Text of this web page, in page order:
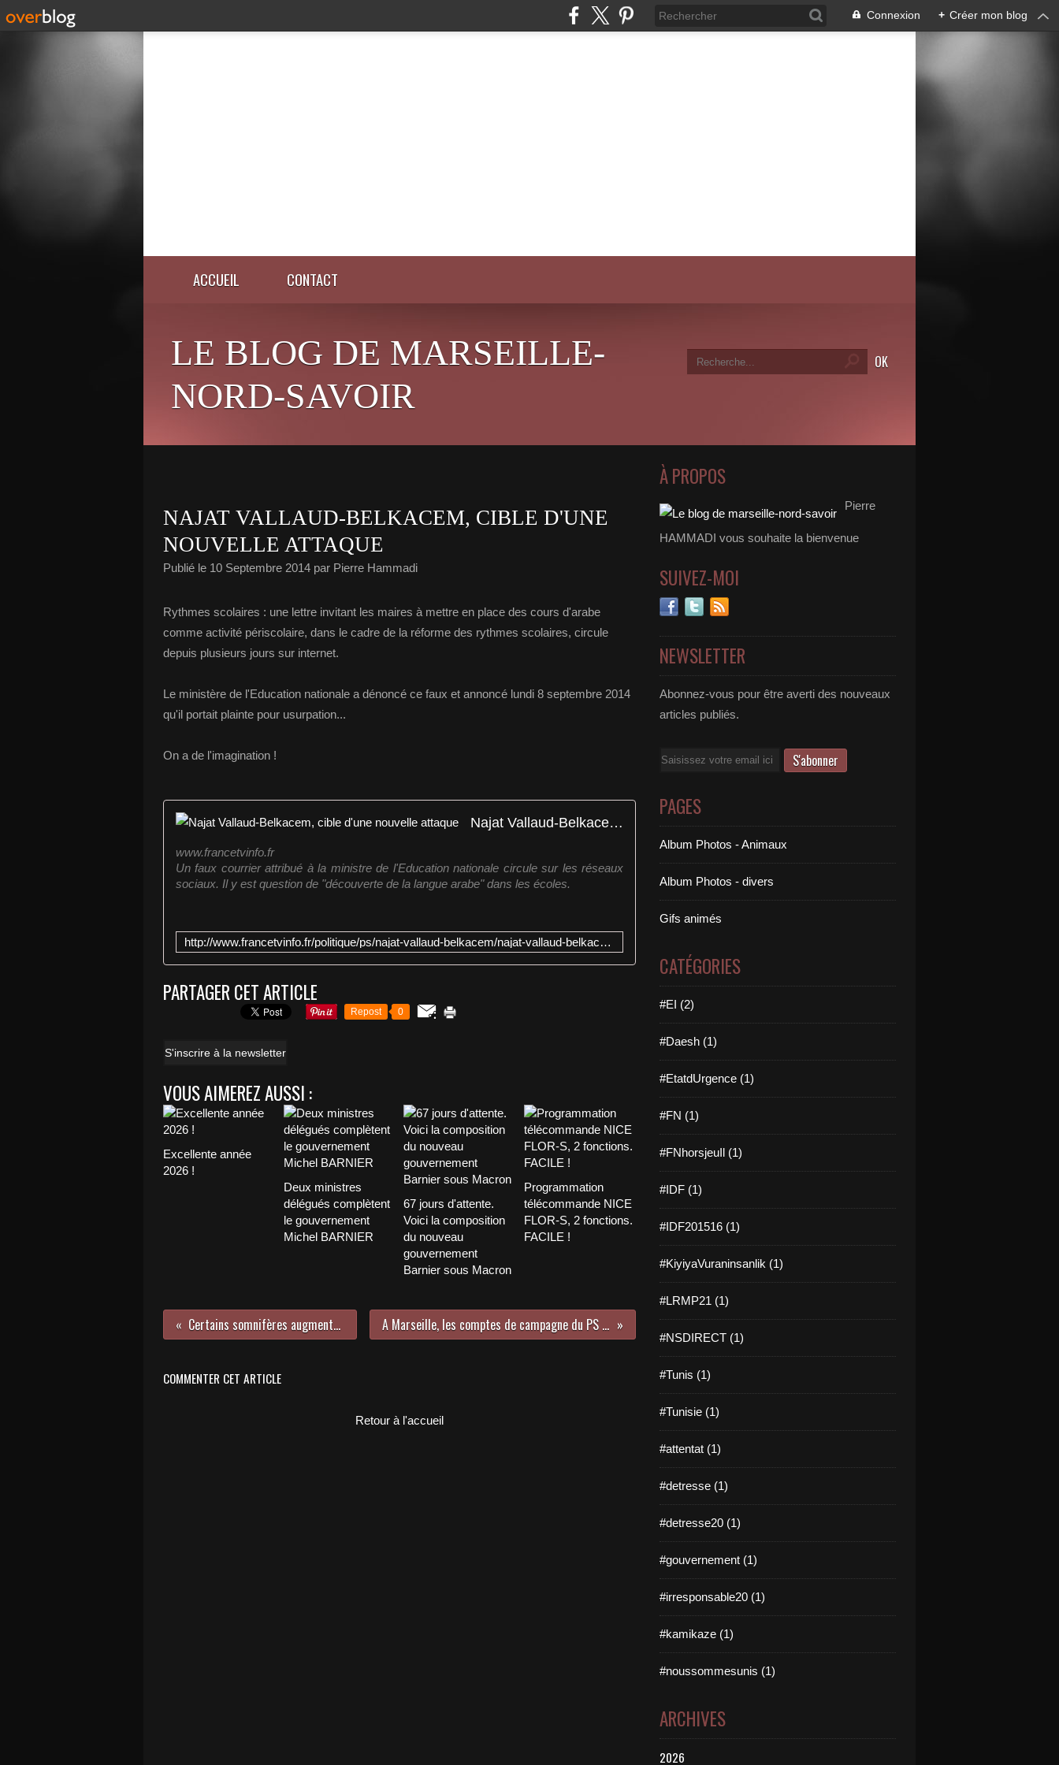
Connexion + Créer mon blog
ACCUEIL CONTACT
LE BLOG DE MARSEILLE-
NORD-SAVOIR
NAJAT VALLAUD-BELKACEM, CIBLE D'UNE
NOUVELLE ATTAQUE
Publié le 10 Septembre 2014 par Pierre Hammadi
Rythmes scolaires : une lettre invitant les maires à mettre en place des cours d'arabe
comme activité périscolaire, dans le cadre de la réforme des rythmes scolaires, circule
depuis plusieurs jours sur internet.
Le ministère de l'Education nationale a dénoncé ce faux et annoncé lundi 8 septembre 2014
qu'il portait plainte pour usurpation...
On a de l'imagination !
Najat Vallaud-Belkacem, cible d'une nouvelle attaque
www.francetvinfo.fr
Un faux courrier attribué à la ministre de l'Education nationale circule sur les réseaux
sociaux. Il y est question de "découverte de la langue arabe" dans les écoles.
http://www.francetvinfo.fr/politique/ps/najat-vallaud-belkacem/najat-vallaud-belkacem-cible-d-une-nouvelle-attaque_688139.html
PARTAGER CET ARTICLE
Repost 0
S'inscrire à la newsletter
VOUS AIMEREZ AUSSI :
Excellente année
2026 !
Deux ministres
délégués complètent
le gouvernement
Michel BARNIER
67 jours d'attente.
Voici la composition
du nouveau
gouvernement
Barnier sous Macron
Programmation
télécommande NICE
FLOR-S, 2 fonctions.
FACILE !
Certains somnifères augmenteraient le risque d'Alzheimer A Marseille, les comptes de campagne du PS aux municipales en passe d'être rejetés
COMMENTER CET ARTICLE
Retour à l'accueil
À PROPOS
Pierre
HAMMADI vous souhaite la bienvenue
SUIVEZ-MOI
NEWSLETTER
Abonnez-vous pour être averti des nouveaux
articles publiés.
Email
PAGES
Album Photos - Animaux
Album Photos - divers
Gifs animés
CATÉGORIES
#EI (2)
#Daesh (1)
#EtatdUrgence (1)
#FN (1)
#FNhorsjeuIl (1)
#IDF (1)
#IDF201516 (1)
#KiyiyaVuraninsanlik (1)
#LRMP21 (1)
#NSDIRECT (1)
#Tunis (1)
#Tunisie (1)
#attentat (1)
#detresse (1)
#detresse20 (1)
#gouvernement (1)
#irresponsable20 (1)
#kamikaze (1)
#noussommesunis (1)
ARCHIVES
2026